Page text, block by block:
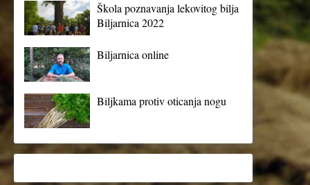
Škola poznavanja lekovitog bilja
Biljarnica 2022
Biljarnica online
Biljkama protiv oticanja nogu